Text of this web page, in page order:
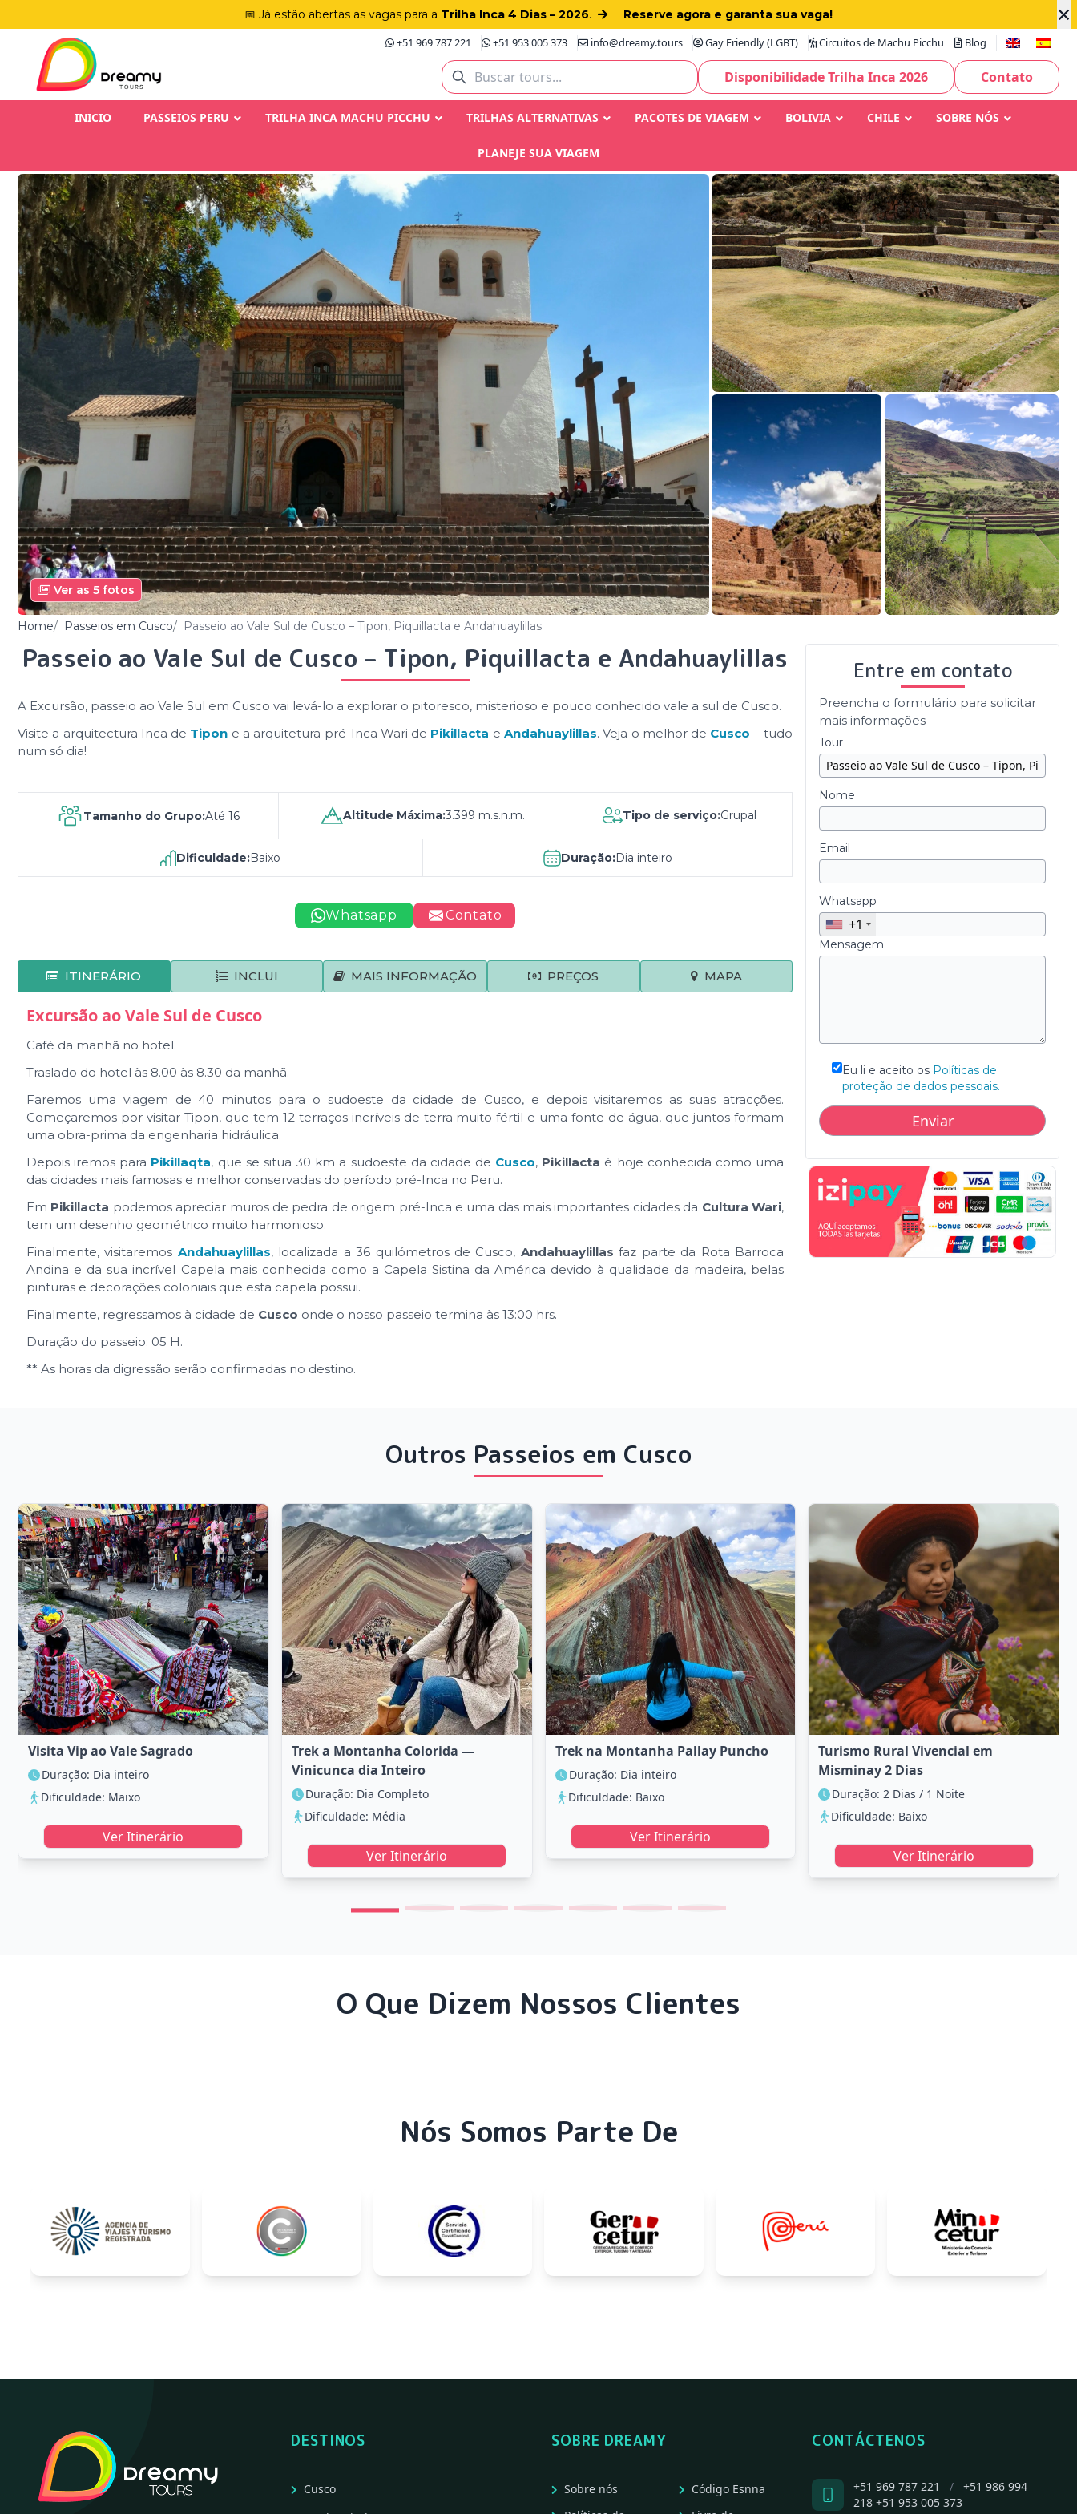
×
📅 Já estão abertas as vagas para a Trilha Inca 4 Dias – 2026.
Reserve agora e garanta sua vaga!
+51 969 787 221
+51 953 005 373 info@dreamy.tours Gay Friendly (LGBT) Circuitos de Machu Picchu Blog
Disponibilidade Trilha Inca 2026 Contato
INICIO PASSEIOS PERU TRILHA INCA MACHU PICCHU TRILHAS ALTERNATIVAS PACOTES DE VIAGEM BOLIVIA CHILE SOBRE NÓS
PLANEJE SUA VIAGEM
Ver as 5 fotos
Home Passeios em Cusco Passeio ao Vale Sul de Cusco – Tipon, Piquillacta e Andahuaylillas
Passeio ao Vale Sul de Cusco – Tipon, Piquillacta e Andahuaylillas
A Excursão, passeio ao Vale Sul em Cusco vai levá-lo a explorar o pitoresco, misterioso e pouco conhecido vale a sul de Cusco.
Visite a arquitectura Inca de Tipon e a arquitetura pré-Inca Wari de Pikillacta eAndahuaylillas. Veja o melhor de Cusco – tudo
num só dia!
Tamanho do Grupo:Até 16 Altitude Máxima:3.399 m.s.n.m. Tipo de serviço:Grupal
Dificuldade:Baixo Duração:Dia inteiro
Whatsapp Contato
ITINERÁRIO INCLUI MAIS INFORMAÇÃO PREÇOS MAPA
Excursão ao Vale Sul de Cusco
Café da manhã no hotel.
Traslado do hotel às 8.00 às 8.30 da manhã.
Faremos uma viagem de 40 minutos para o sudoeste da cidade de Cusco, e depois visitaremos as suas atracções.
Começaremos por visitar Tipon, que tem 12 terraços incríveis de terra muito fértil e uma fonte de água, que juntos formam
uma obra-prima da engenharia hidráulica.
Depois iremos para Pikillaqta, que se situa 30 km a sudoeste da cidade de Cusco, Pikillacta é hoje conhecida como uma
das cidades mais famosas e melhor conservadas do período pré-Inca no Peru.
Em Pikillacta podemos apreciar muros de pedra de origem pré-Inca e uma das mais importantes cidades da Cultura Wari,
tem um desenho geométrico muito harmonioso.
Finalmente, visitaremos Andahuaylillas, localizada a 36 quilómetros de Cusco, Andahuaylillasfaz parte da Rota Barroca
Andina e da sua incrível Capela mais conhecida como a Capela Sistina da América devido à qualidade da madeira, belas
pinturas e decorações coloniais que esta capela possui.
Finalmente, regressamos à cidade de Cusco onde o nosso passeio termina às 13:00 hrs.
Duração do passeio: 05 H.
** As horas da digressão serão confirmadas no destino.
Entre em contato
Preencha o formulário para solicitar
mais informações
Tour
Nome
Email
Whatsapp
+1
Mensagem
Eu li e aceito os Políticas de
proteção de dados pessoais.
Outros Passeios em Cusco
Visita Vip ao Vale Sagrado
Duração: Dia inteiro
Dificuldade: Maixo
Ver Itinerário
Trek a Montanha Colorida —
Vinicunca dia Inteiro
Duração: Dia Completo
Dificuldade: Média
Ver Itinerário
Trek na Montanha Pallay Puncho
Duração: Dia inteiro
Dificuldade: Baixo
Ver Itinerário
Turismo Rural Vivencial em
Misminay 2 Dias
Duração: 2 Dias / 1 Noite
Dificuldade: Baixo
Ver Itinerário
O Que Dizem Nossos Clientes
Nós Somos Parte De
DESTINOS
Cusco
SOBRE DREAMY
Sobre nós
Código Esnna
CONTÁCTENOS
+51 969 787 221 /
+51 986 994
218 +51 953 005 373